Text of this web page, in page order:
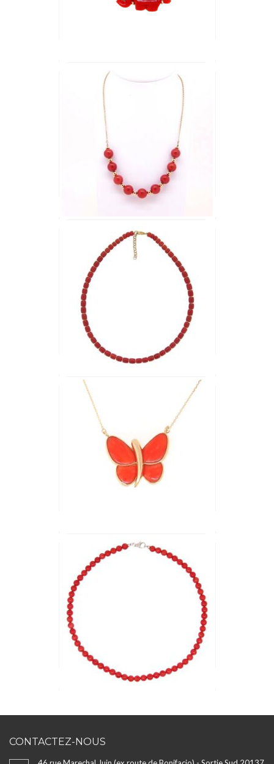
CONTACTEZ-NOUS